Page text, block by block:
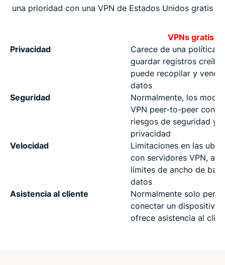
una prioridad con una VPN de Estados Unidos gratis
VPNs gratis
Privacidad
Carece de una política
guardar registros
puede recopilar y
datos
Seguridad
Normalmente, los
VPN peer-to-peer
riesgos de seguridad y
privacidad
Velocidad
Limitaciones en las
con servidores VPN, así
límites de ancho de
datos
Asistencia al cliente
Normalmente solo
conectar un dispositivo
ofrece asistencia al